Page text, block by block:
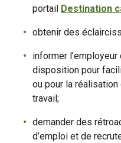
portail Destination
obtenir des
informer
disposition pour
ou pour la réalisation
travail;
demander des
d’emploi et de